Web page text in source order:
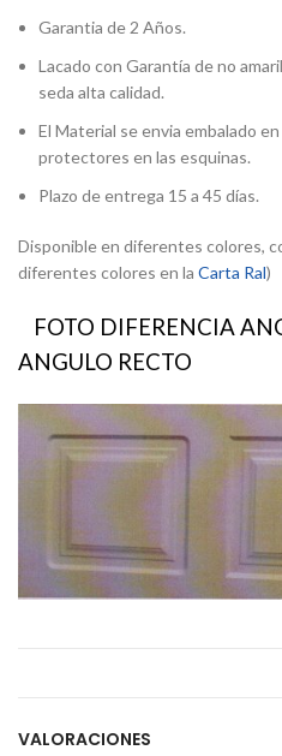
Garantia de 2 Años.
Lacado con Garantía de no
seda alta calidad.
El Material se envia embalado
protectores en las esquinas.
Plazo de entrega 15 a 45 días.
Disponible en diferentes colores,
diferentes colores en la Carta Ral)
FOTO DIFERENCIA
ANGULO RECTO
VALORACIONES